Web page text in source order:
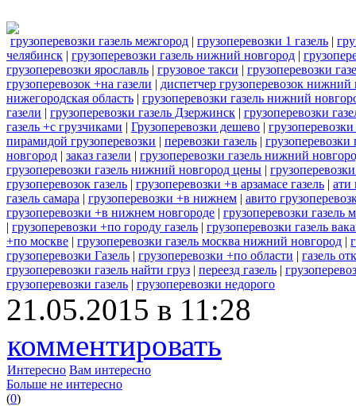
грузоперевозки газель межгород | грузоперевозки 1 газель |
челябинск | грузоперевозки газель нижний новгород |
грузоперевозки ярославль | грузовое такси | грузоперевозки
грузоперевозок +на газели | диспетчер грузоперевозок нижний
нижегородская область | грузоперевозки газель нижний
газели | грузоперевозки газель Дзержинск | грузоперевозки
газель +с грузчиками | Грузоперевозки дешево |
пирамидой грузоперевозки | перевозки газель | грузоперевозки
новгород | заказ газели | грузоперевозки газель нижний
грузоперевозки газель нижний новгород цены |
грузоперевозок газель | грузоперевозки +в арзамасе газель | ати
газель самара | грузоперевозки +в нижнем | авито
грузоперевозки +в нижнем новгороде | грузоперевозки газель
| грузоперевозки +по городу газель | грузоперевозки газель
+по москве | грузоперевозки газель москва нижний новгород |
грузоперевозки Газель | грузоперевозки +по области | газель
грузоперевозки газель найти груз | переезд газель |
грузоперевозки газель | грузоперевозки недорого
21.05.2015 в 11:28
комментировать
Интересно Вам интересно
Больше не интересно
(0)